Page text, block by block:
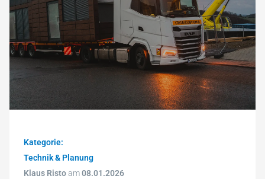
Kategorie:
Technik & Planung
Klaus Ristoam08.01.2026